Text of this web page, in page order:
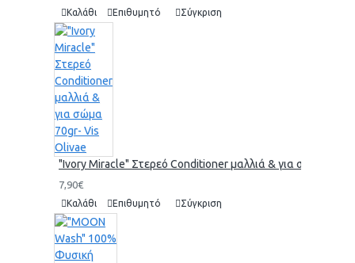
Καλάθι Επιθυμητό Σύγκριση
"Ivory Miracle" Στερεό Conditioner μαλλιά & για σώμα
7,90€
Καλάθι Επιθυμητό Σύγκριση